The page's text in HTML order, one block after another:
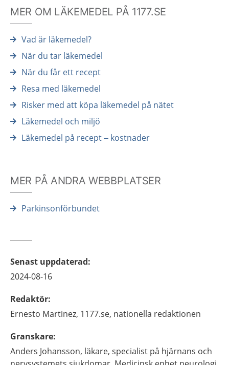
MER OM LÄKEMEDEL PÅ 1177.SE
Vad är läkemedel?
När du tar läkemedel
När du får ett recept
Resa med läkemedel
Risker med att köpa läkemedel på nätet
Läkemedel och miljö
Läkemedel på recept – kostnader
MER PÅ ANDRA WEBBPLATSER
Parkinsonförbundet
Senast uppdaterad:
2024-08-16
Redaktör:
Ernesto Martinez, 1177.se, nationella redaktionen
Granskare:
Anders Johansson, läkare, specialist på hjärnans och